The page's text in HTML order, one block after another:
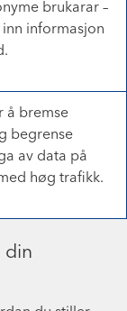
brukarar –
informasjon
å bremse
begrense
av data på
høg trafikk.
din